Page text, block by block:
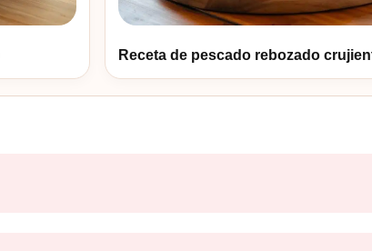
Receta de pescado rebozado